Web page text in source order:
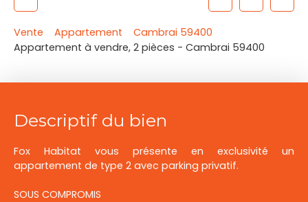
Vente Appartement
Cambrai 59400
Appartement à vendre, 2 pièces - Cambrai 59400
Descriptif du bien
Fox Habitat vous présente en exclusivité un
appartement de type 2 avec parking privatif.
SOUS COMPROMIS